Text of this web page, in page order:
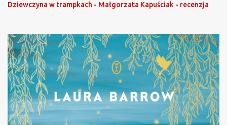
Dziewczyna w trampkach - Małgorzata Kapuściak - recenzja